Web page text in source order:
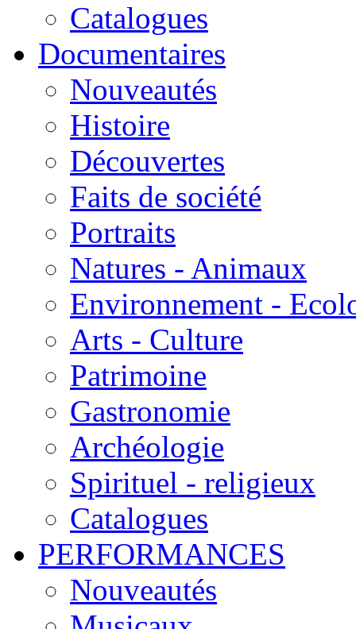
Catalogues
Documentaires
Nouveautés
Histoire
Découvertes
Faits de société
Portraits
Natures - Animaux
Environnement -
Arts - Culture
Patrimoine
Gastronomie
Archéologie
Spirituel - religieux
Catalogues
PERFORMANCES
Nouveautés